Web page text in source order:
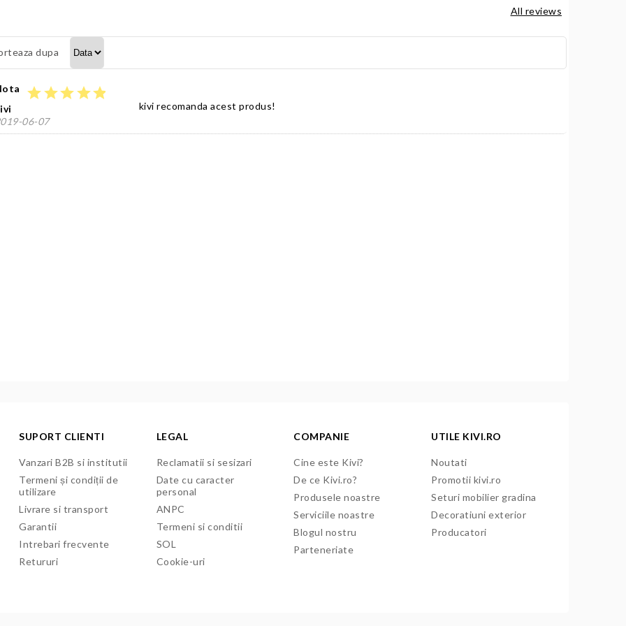
All reviews
dupa
starstarstarstarstar
06-07
kivi recomanda acest produs!
SUPORT CLIENTI
Vanzari B2B si institutii
Termeni și condiții de
utilizare
Livrare si transport
Garantii
Intrebari frecvente
Retururi
LEGAL
Reclamatii si sesizari
Date cu caracter
personal
ANPC
Termeni si conditii
SOL
Cookie-uri
COMPANIE
Cine este Kivi?
De ce Kivi.ro?
Produsele noastre
Serviciile noastre
Blogul nostru
Parteneriate
UTILE KIVI.RO
Noutati
Promotii kivi.ro
Seturi mobilier gradina
Decoratiuni exterior
Producatori